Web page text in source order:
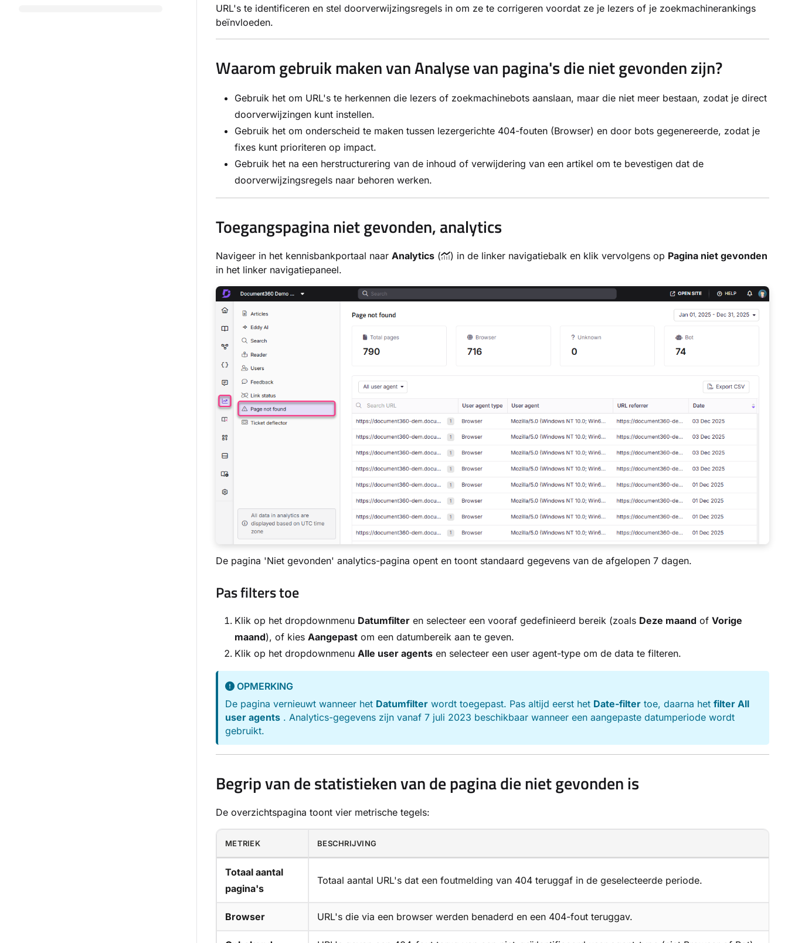
URL's te identificeren en stel doorverwijzingsregels in om ze te corrigeren voordat ze je lezers of je zoekmachinerankings
beïnvloeden.
Waarom gebruik maken van Analyse van pagina's die niet gevonden zijn?
Gebruik het om URL's te herkennen die lezers of zoekmachinebots aanslaan, maar die niet meer bestaan, zodat je direct
doorverwijzingen kunt instellen.
Gebruik het om onderscheid te maken tussen lezergerichte 404-fouten (Browser) en door bots gegenereerde, zodat je
fixes kunt prioriteren op impact.
Gebruik het na een herstructurering van de inhoud of verwijdering van een artikel om te bevestigen dat de
doorverwijzingsregels naar behoren werken.
Toegangspagina niet gevonden, analytics
Navigeer in het kennisbankportaal naar Analytics ( ) in de linker navigatiebalk en klik vervolgens op Pagina niet gevonden
in het linker navigatiepaneel.
De pagina 'Niet gevonden' analytics-pagina opent en toont standaard gegevens van de afgelopen 7 dagen.
Pas filters toe
Klik op het dropdownmenu Datumfilter en selecteer een vooraf gedefinieerd bereik (zoals Deze maand of Vorige
maand), of kies Aangepast om een datumbereik aan te geven.
Klik op het dropdownmenu Alle user agents en selecteer een user agent-type om de data te filteren.
OPMERKING
De pagina vernieuwt wanneer het Datumfilter wordt toegepast. Pas altijd eerst het Date-filter toe, daarna het filter All
user agents . Analytics-gegevens zijn vanaf 7 juli 2023 beschikbaar wanneer een aangepaste datumperiode wordt
gebruikt.
Begrip van de statistieken van de pagina die niet gevonden is
De overzichtspagina toont vier metrische tegels:
METRIEK BESCHRIJVING
Totaal aantal
pagina's
Totaal aantal URL's dat een foutmelding van 404 teruggaf in de geselecteerde periode.
Browser URL's die via een browser werden benaderd en een 404-fout teruggav.